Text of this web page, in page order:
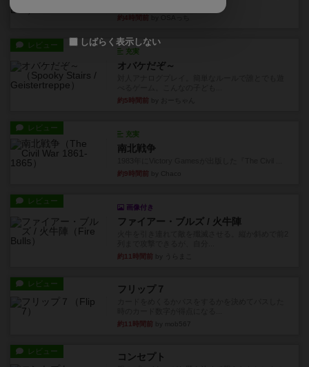
約4時間前
レビュー
充実
オバケだぞ～
約5時間前
レビュー
充実
南北戦争
約9時間前
レビュー
画像付き
ファイアー・ブルズ / 火牛陣
約11時間前
レビュー フリップ７
約11時間前
レビュー コンセプト
しばらく表示しない